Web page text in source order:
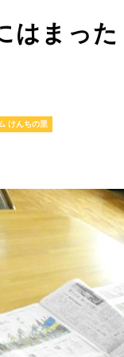
はまっ
けんちの里